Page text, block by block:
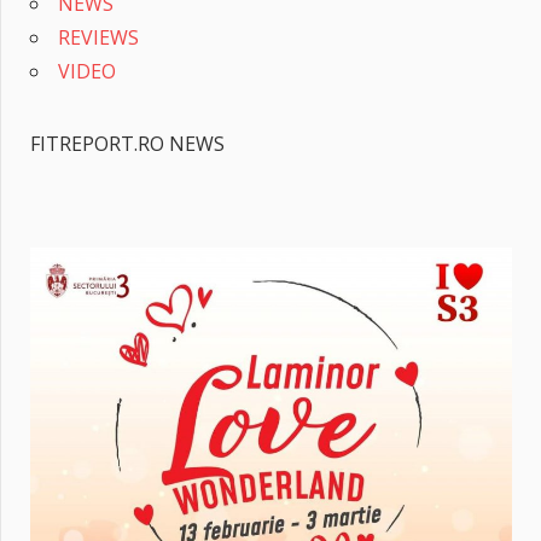
REVIEWS
VIDEO
FITREPORT.RO NEWS